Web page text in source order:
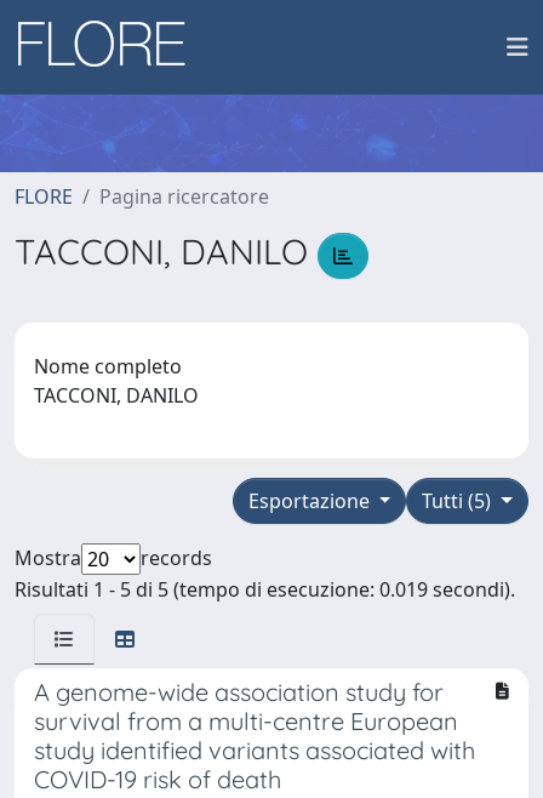
FLORE Pagina ricercatore
TACCONI, DANILO
Nome completo
TACCONI, DANILO
Tutti (5)
Esportazione
Mostra
records
Risultati 1 - 5 di 5 (tempo di esecuzione: 0.019 secondi).
A genome-wide association study for
survival from a multi-centre European
study identified variants associated with
COVID-19 risk of death